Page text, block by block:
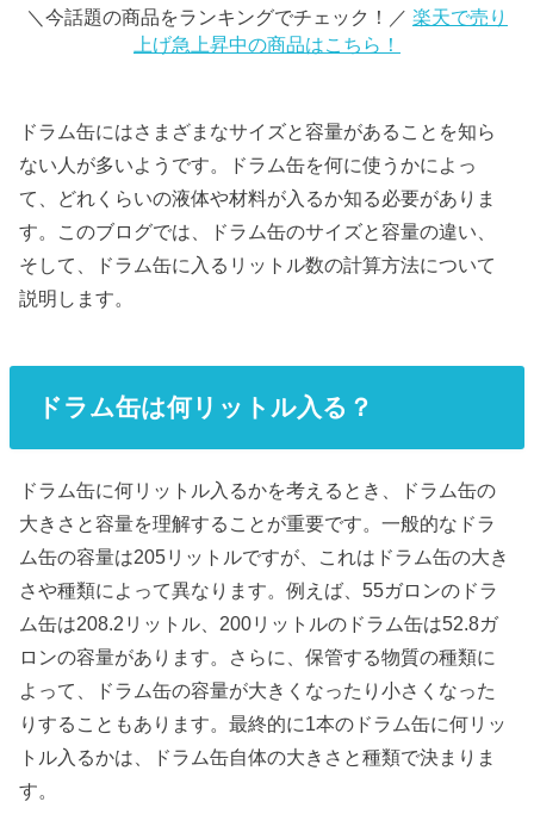
＼今話題の商品をランキングでチェック！／ 楽天で売り
上げ急上昇中の商品はこちら！
ドラム缶にはさまざまなサイズと容量があることを知ら
ない人が多いようです。ドラム缶を何に使うかによっ
て、どれくらいの液体や材料が入るか知る必要がありま
す。このブログでは、ドラム缶のサイズと容量の違い、
そして、ドラム缶に入るリットル数の計算方法について
説明します。
ドラム缶は何リットル入る？
ドラム缶に何リットル入るかを考えるとき、ドラム缶の
大きさと容量を理解することが重要です。一般的なドラ
ム缶の容量は205リットルですが、これはドラム缶の大き
さや種類によって異なります。例えば、55ガロンのドラ
ム缶は208.2リットル、200リットルのドラム缶は52.8ガ
ロンの容量があります。さらに、保管する物質の種類に
よって、ドラム缶の容量が大きくなったり小さくなった
りすることもあります。最終的に1本のドラム缶に何リッ
トル入るかは、ドラム缶自体の大きさと種類で決まりま
す。